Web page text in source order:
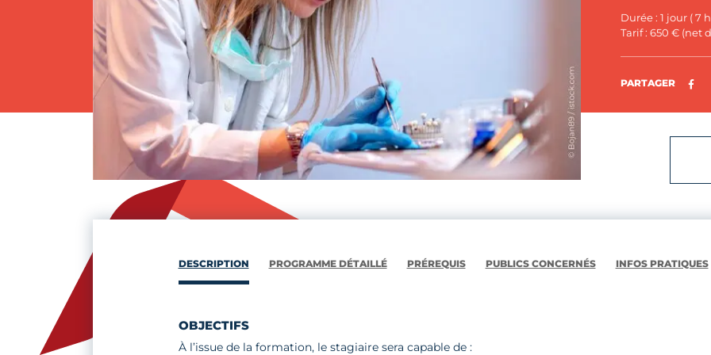
Durée : 1 jour ( 7
Tarif : 650 € (net
PARTAGER
DESCRIPTION PROGRAMME DÉTAILLÉ PRÉREQUIS PUBLICS CONCERNÉS INFOS PRATIQUES
OBJECTIFS
À l’issue de la formation, le stagiaire sera capable de :